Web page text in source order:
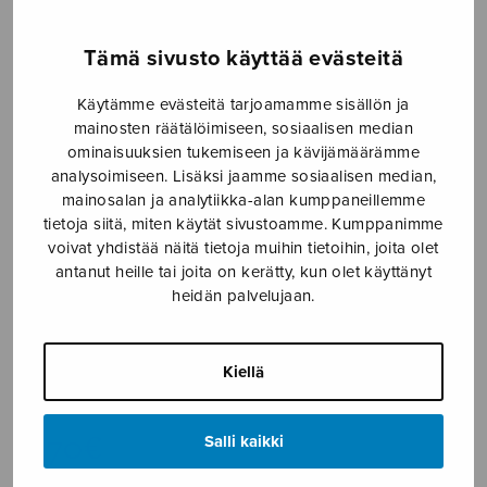
Tämä sivusto käyttää evästeitä
Käytämme evästeitä tarjoamamme sisällön ja
mainosten räätälöimiseen, sosiaalisen median
ominaisuuksien tukemiseen ja kävijämäärämme
analysoimiseen. Lisäksi jaamme sosiaalisen median,
mainosalan ja analytiikka-alan kumppaneillemme
tietoja siitä, miten käytät sivustoamme. Kumppanimme
voivat yhdistää näitä tietoja muihin tietoihin, joita olet
antanut heille tai joita on kerätty, kun olet käyttänyt
heidän palvelujaan.
Kiellä
Salli kaikki
mitään multa puutu, SSAA
Ei mitään multa
puutu, SSAA